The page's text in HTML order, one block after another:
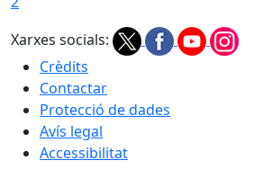
Xarxes socials:
Crèdits
Contactar
Protecció de dades
Avís legal
Accessibilitat